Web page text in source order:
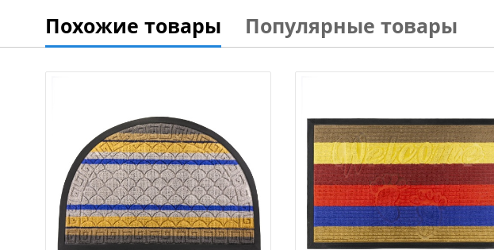
Похожие товары Популярные товары